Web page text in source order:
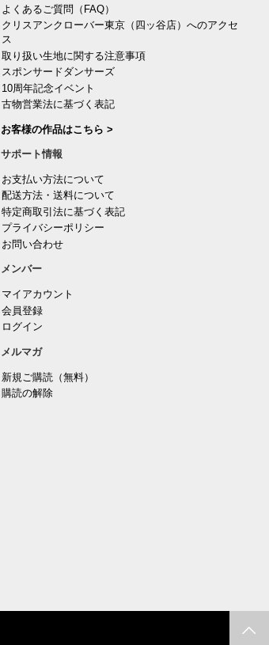
よくあるご質問（FAQ）
クリスアンクローバー東京（四ッ谷店）へのアクセ
ス
取り扱い生地に関する注意事項
スポンサードダンサーズ
10周年記念イベント
古物営業法に基づく表記
お客様の作品はこちら >
サポート情報
お支払い方法について
配送方法・送料について
特定商取引法に基づく表記
プライバシーポリシー
お問い合わせ
メンバー
マイアカウント
会員登録
ログイン
メルマガ
新規ご購読（無料）
購読の解除